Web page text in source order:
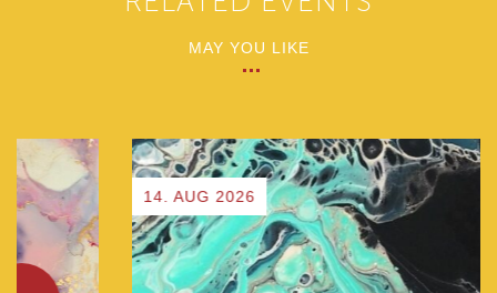
MAY YOU LIKE
14. AUG 2026